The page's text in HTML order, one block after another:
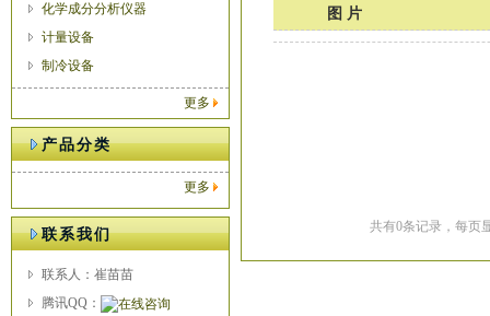
化学成分分析仪器
计量设备
制冷设备
更多
产品分类
更多
联系我们
联系人：崔苗苗
腾讯QQ：
图 片
共有0条记录，每页